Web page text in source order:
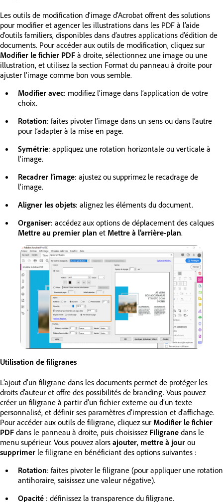
Les outils de modification d’image d’Acrobat offrent des solutions
pour modifier et agencer les illustrations dans les PDF à l’aide
d’outils familiers, disponibles dans d’autres applications d’édition de
documents. Pour accéder aux outils de modification, cliquez sur
Modifier le fichier PDF à droite, sélectionnez une image ou une
illustration, et utilisez la section Format du panneau à droite pour
ajuster l’image comme bon vous semble.
Modifier avec: modifiez l’image dans l’application de votre
choix.
Rotation: faites pivoter l’image dans un sens ou dans l’autre
pour l’adapter à la mise en page.
Symétrie: appliquez une rotation horizontale ou verticale à
l’image.
Recadrer l’image: ajustez ou supprimez le recadrage de
l’image.
Aligner les objets: alignez les éléments du document.
Organiser: accédez aux options de déplacement des calques
Mettre au premier plan et Mettre à l’arrière-plan.
Utilisation de filigranes
L’ajout d’un filigrane dans les documents permet de protéger les
droits d’auteur et offre des possibilités de branding. Vous pouvez
créer un filigrane à partir d’un fichier externe ou d’un texte
personnalisé, et définir ses paramètres d’impression et d’affichage.
Pour accéder aux outils de filigrane, cliquez sur Modifier le fichier
PDF dans le panneau à droite, puis choisissez Filigrane dans le
menu supérieur. Vous pouvez alors ajouter, mettre à jour ou
supprimer le filigrane en bénéficiant des options suivantes :
Rotation: faites pivoter le filigrane (pour appliquer une rotation
antihoraire, saisissez une valeur négative).
Opacité : définissez la transparence du filigrane.